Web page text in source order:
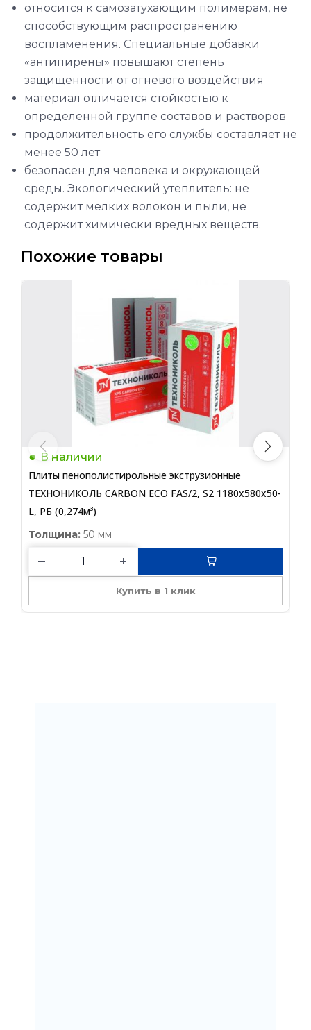
относится к самозатухающим полимерам, не
способствующим распространению
воспламенения. Специальные добавки
«антипирены» повышают степень
защищенности от огневого воздействия
материал отличается стойкостью к
определенной группе составов и растворов
продолжительность его службы составляет не
менее 50 лет
безопасен для человека и окружающей
среды. Экологический утеплитель: не
содержит мелких волокон и пыли, не
содержит химически вредных веществ.
Похожие товары
В наличии
Плиты пенополистирольные экструзионные
ТЕХНОНИКОЛЬ CARBON ECO FAS/2, S2 1180х580х50-
L, РБ (0,274м³)
Толщина: 50 мм
Купить в 1 клик